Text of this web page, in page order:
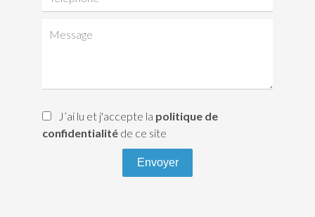
J’ai lu et j'accepte la politique de
confidentialité de ce site
Envoyer